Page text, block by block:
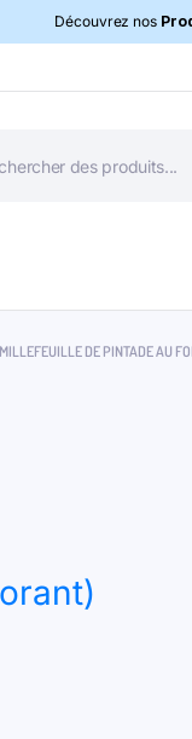
Découvrez nos
MILLEFEUILLE DE PINTADE AU